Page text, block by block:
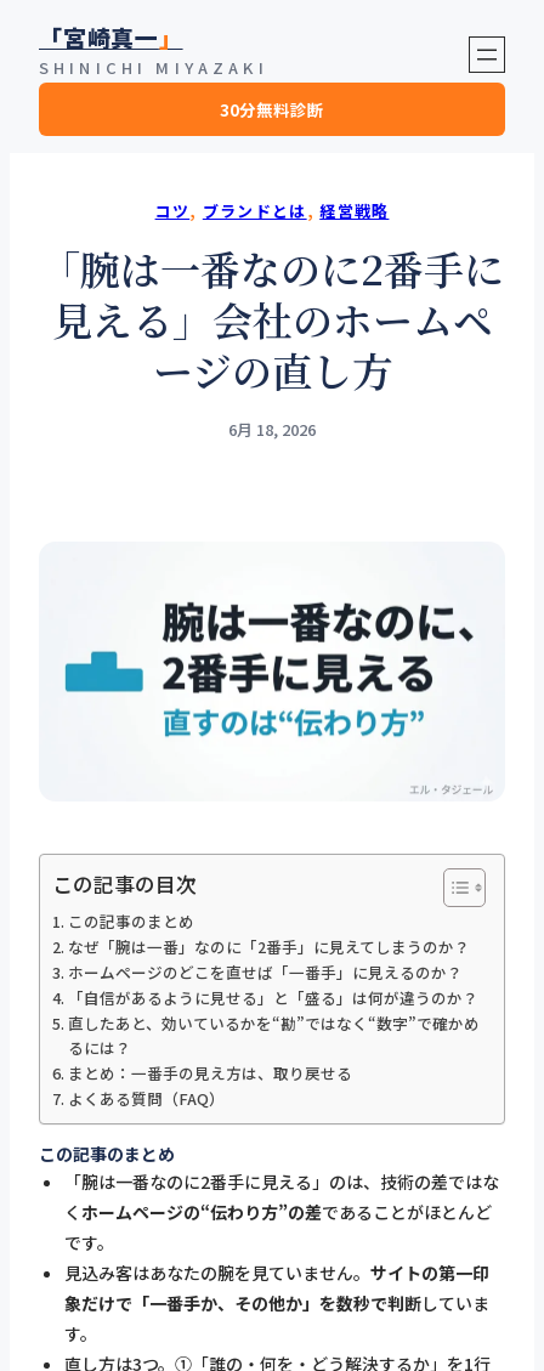
「宮崎真一 」
SHINICHI MIYAZAKI
30分無料診断
コツ, ブランドとは, 経営戦略
「腕は一番なのに2番手に
見える」会社のホームペ
ージの直し方
6月 18, 2026
この記事の目次
この記事のまとめ
なぜ「腕は一番」なのに「2番手」に見えてしまうのか？
ホームページのどこを直せば「一番手」に見えるのか？
「自信があるように見せる」と「盛る」は何が違うのか？
直したあと、効いているかを“勘”ではなく“数字”で確かめ
るには？
まとめ：一番手の見え方は、取り戻せる
よくある質問（FAQ）
この記事のまとめ
「腕は一番なのに2番手に見える」のは、技術の差ではな
く ホームページの“伝わり方”の差であることがほとんど
です。
見込み客はあなたの腕を見ていません。 サイトの第一印
象だけで「一番手か、その他か」を数秒で判断していま
す。
直し方は3つ。①「誰の・何を・どう解決するか」を1行